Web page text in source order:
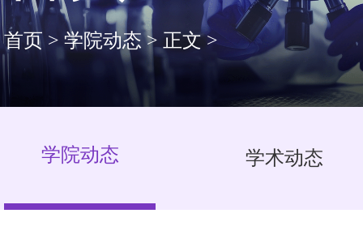
首页 > 学院动态> 正文>
学院动态 学术动态